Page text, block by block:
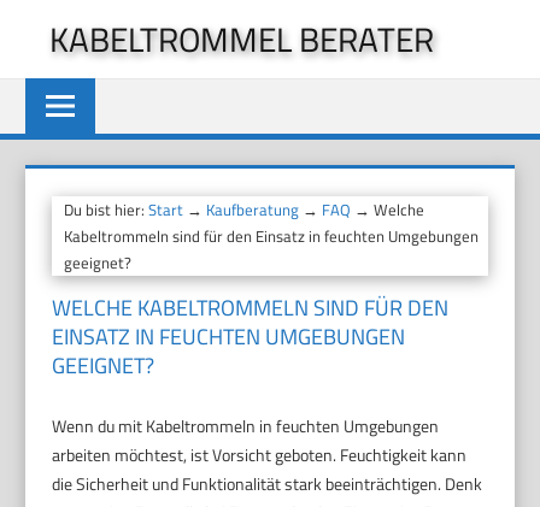
springen
KABELTROMMEL BERATER
Du bist hier:Start → Kaufberatung → FAQ → Welche
Kabeltrommeln sind für den Einsatz in feuchten Umgebungen
geeignet?
WELCHE KABELTROMMELN SIND FÜR DEN
EINSATZ IN FEUCHTEN UMGEBUNGEN
GEEIGNET?
Wenn du mit Kabeltrommeln in feuchten Umgebungen
arbeiten möchtest, ist Vorsicht geboten. Feuchtigkeit kann
die Sicherheit und Funktionalität stark beeinträchtigen. Denk